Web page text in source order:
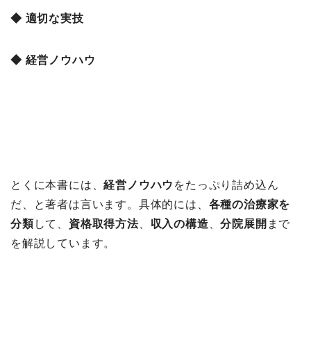
◆ 適切な実技
◆ 経営ノウハウ
とくに本書には、経営ノウハウ をたっぷり詰め込ん
だ、と著者は言います。具体的には、 各種の治療家を
分類して、 資格取得方法、 収入の構造 、分院展開 まで
を解説しています。